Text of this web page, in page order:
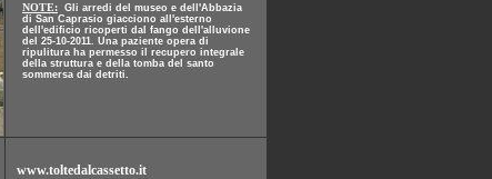
NOTE: Gli arredi del museo e dell'Abbazia
di San Caprasio giacciono all'esterno
dell'edificio ricoperti dal fango dell'alluvione
del 25-10-2011. Una paziente opera di
ripulitura ha permesso il recupero integrale
della struttura e della tomba del santo
sommersa dai detriti.
www.toltedalcassetto.it